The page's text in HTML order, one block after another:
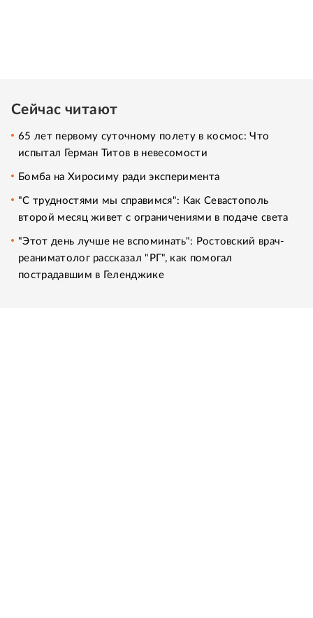
Сейчас читают
65 лет первому суточному полету в космос: Что
испытал Герман Титов в невесомости
Бомба на Хиросиму ради эксперимента
"С трудностями мы справимся": Как Севастополь
второй месяц живет с ограничениями в подаче света
"Этот день лучше не вспоминать": Ростовский врач-
реаниматолог рассказал "РГ", как помогал
пострадавшим в Геленджике